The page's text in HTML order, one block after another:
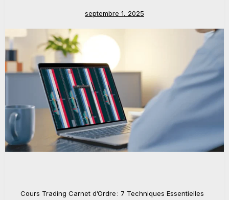
septembre 1, 2025
Cours Trading Carnet d’Ordre : 7 Techniques Essentielles